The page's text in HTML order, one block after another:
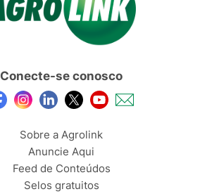
Conecte-se conosco
Sobre a Agrolink
Anuncie Aqui
Feed de Conteúdos
Selos gratuitos